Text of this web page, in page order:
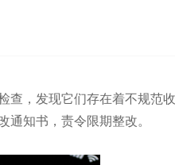
，发现它们存在着不规范
知书，责令限期整改。